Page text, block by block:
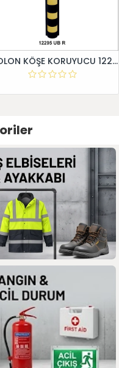
KOLON KÖŞE KORUYUCU 12295 UB R